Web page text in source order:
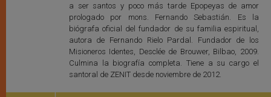
a ser santos y poco más tarde Epopeyas de amor
prologado por mons. Fernando Sebastián. Es la
biógrafa oficial del fundador de su familia espiritual,
autora de Fernando Rielo Pardal. Fundador de los
Misioneros Identes, Desclée de Brouwer, Bilbao, 2009.
Culmina la biografía completa. Tiene a su cargo el
santoral de ZENIT desde noviembre de 2012.